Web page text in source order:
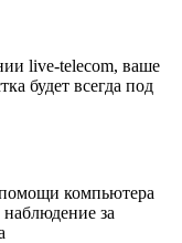
live-telecom, ваше
будет всегда под
компьютера
за